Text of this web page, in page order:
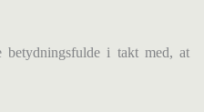
betydningsfulde i takt med, at